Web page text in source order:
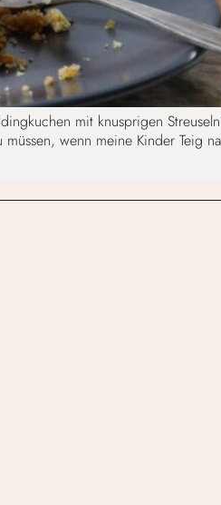
mit knusprigen
wenn meine Kinder Teig